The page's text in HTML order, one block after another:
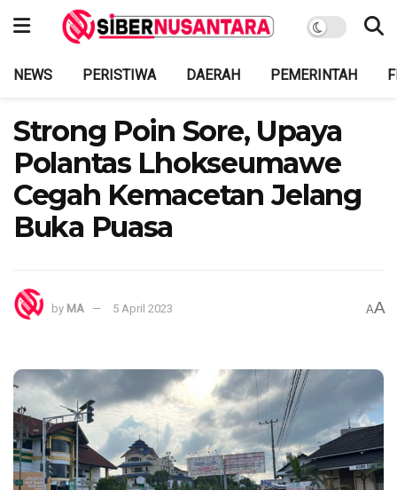
NEWS PERISTIWA DAERAH PEMERINTAH
Strong Poin Sore, Upaya
Polantas Lhokseumawe
Cegah Kemacetan Jelang
Buka Puasa
by MA 5 April 2023 AA